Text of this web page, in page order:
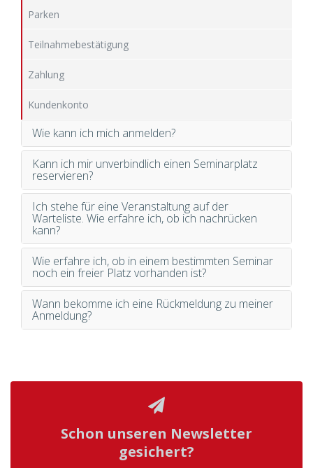
Parken
Teilnahmebestätigung
Zahlung
Kundenkonto
Wie kann ich mich anmelden?
Kann ich mir unverbindlich einen Seminarplatz
reservieren?
Ich stehe für eine Veranstaltung auf der
Warteliste. Wie erfahre ich, ob ich nachrücken
kann?
Wie erfahre ich, ob in einem bestimmten Seminar
noch ein freier Platz vorhanden ist?
Wann bekomme ich eine Rückmeldung zu meiner
Anmeldung?
Schon unseren Newsletter
gesichert?